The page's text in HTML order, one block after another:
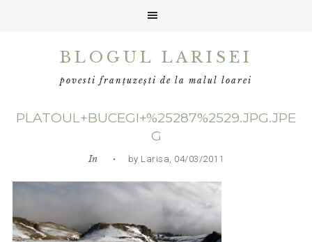
BLOGUL LARISEI
povesti franțuzești de la malul loarei
PLATOUL+BUCEGI+%25287%2529.JPG.JPE
G
In • by Larisa, 04/03/2011